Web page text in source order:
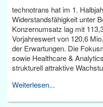
technotrans hat im 1.
Widerstandsfähigkeit unter
Konzernumsatz lag mit
Vorjahreswert von 120,6
der Erwartungen. Die
sowie Healthcare &
strukturell attraktive
Weiterlesen...